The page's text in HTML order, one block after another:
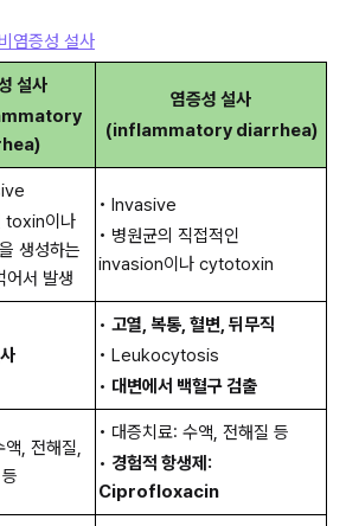
염증성 설사
설사
염증성 설사
(inflammatory diarrhea)
toxin이나
생성하는
서 발생
• Invasive
• 병원균의 직접적인
invasion이나 cytotoxin
• 고열, 복통, 혈변, 뒤무직
• Leukocytosis
• 대변에서 백혈구 검출
액, 전해질,
• 대증치료: 수액, 전해질 등
• 경험적 항생제:
Ciprofloxacin